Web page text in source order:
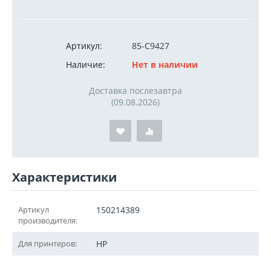
Артикул:
85-C9427
Наличие:
Нет в наличии
Доставка послезавтра
(09.08.2026)
Характеристики
Артикул
производителя:
150214389
Для принтеров: HP